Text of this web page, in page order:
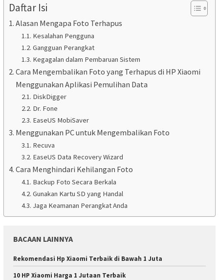
Daftar Isi
Alasan Mengapa Foto Terhapus
Kesalahan Pengguna
Gangguan Perangkat
Kegagalan dalam Pembaruan Sistem
Cara Mengembalikan Foto yang Terhapus di HP Xiaomi
Menggunakan Aplikasi Pemulihan Data
DiskDigger
Dr. Fone
EaseUS MobiSaver
Menggunakan PC untuk Mengembalikan Foto
Recuva
EaseUS Data Recovery Wizard
Cara Menghindari Kehilangan Foto
Backup Foto Secara Berkala
Gunakan Kartu SD yang Handal
Jaga Keamanan Perangkat Anda
BACAAN LAINNYA
Rekomendasi Hp Xiaomi Terbaik di Bawah 1 Juta
10 HP Xiaomi Harga 1 Jutaan Terbaik